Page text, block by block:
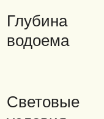
Глубина
водоема
Световые